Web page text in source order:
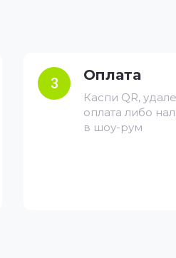
3 Оплата
Каспи QR,
оплата либо
в шоу-рум